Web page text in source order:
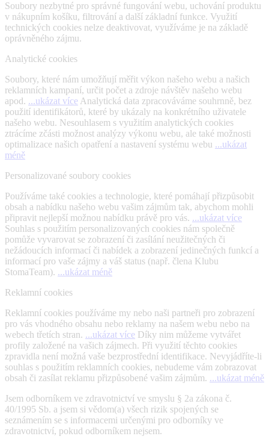
Soubory nezbytné pro správné fungování webu, uchování produktu
v nákupním košíku, filtrování a další základní funkce. Využití
technických cookies nelze deaktivovat, využíváme je na základě
oprávněného zájmu.
Analytické cookies
Soubory, které nám umožňují měřit výkon našeho webu a našich
reklamních kampaní, určit počet a zdroje návštěv našeho webu
apod. ...ukázat více Analytická data zpracováváme souhrnně, bez
použití identifikátorů, které by ukázaly na konkrétního uživatele
našeho webu. Nesouhlasem s využitím analytických cookies
ztrácíme zčásti možnost analýzy výkonu webu, ale také možnosti
optimalizace našich opatření a nastavení systému webu ...ukázat
méně
Personalizované soubory cookies
Používáme také cookies a technologie, které pomáhají přizpůsobit
obsah a nabídku našeho webu vašim zájmům tak, abychom mohli
připravit nejlepší možnou nabídku právě pro vás. ...ukázat více
Souhlas s použitím personalizovaných cookies nám společně
pomůže vyvarovat se zobrazení či zasílání neužitečných či
nežádoucích informací či nabídek a zobrazení jedinečných funkcí a
informací pro vaše zájmy a váš status (např. člena Klubu
StomaTeam). ...ukázat méně
Reklamní cookies
Reklamní cookies používáme my nebo naši partneři pro zobrazení
pro vás vhodného obsahu nebo reklamy na našem webu nebo na
webech třetích stran. ...ukázat více Díky nim můžeme vytvářet
profily založené na vašich zájmech. Při využití těchto cookies
zpravidla není možná vaše bezprostřední identifikace. Nevyjádříte-li
souhlas s použitím reklamních cookies, nebudeme vám zobrazovat
obsah či zasílat reklamu přizpůsobené vašim zájmům. ...ukázat méně
Jsem odborníkem ve zdravotnictví ve smyslu § 2a zákona č.
40/1995 Sb. a jsem si vědom(a) všech rizik spojených se
seznámením se s informacemi určenými pro odborníky ve
zdravotnictví, pokud odborníkem nejsem.